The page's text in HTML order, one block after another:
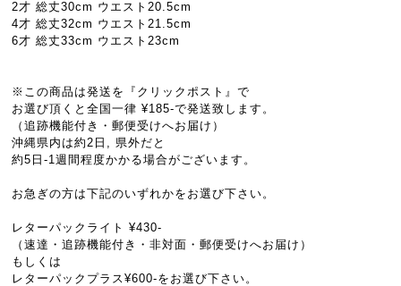
2才 総丈30cm ウエスト20.5cm
4才 総丈32cm ウエスト21.5cm
6才 総丈33cm ウエスト23cm
※この商品は発送を『クリックポスト』で
お選び頂くと全国一律 ¥185-で発送致します。
（追跡機能付き・郵便受けへお届け）
沖縄県内は約2日, 県外だと
約5日-1週間程度かかる場合がございます。
お急ぎの方は下記のいずれかをお選び下さい。
レターパックライト ¥430-
（速達・追跡機能付き・非対面・郵便受けへお届け）
もしくは
レターパックプラス¥600-をお選び下さい。